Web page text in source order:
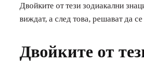
Двойките от тези зодиакални
виждат, а след това, решават да
Двойките от